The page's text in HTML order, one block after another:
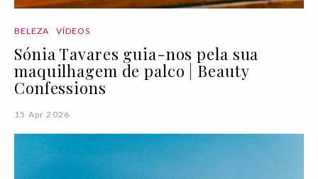
BELEZA VÍDEOS
Sónia Tavares guia-nos pela sua
maquilhagem de palco | Beauty
Confessions
15 Apr 2026